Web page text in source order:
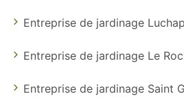
Entreprise de jardinage
Entreprise de jardinage Le
Entreprise de jardinage Saint